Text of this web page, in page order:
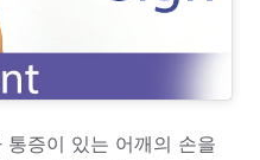
증이 있는 어깨의 손을